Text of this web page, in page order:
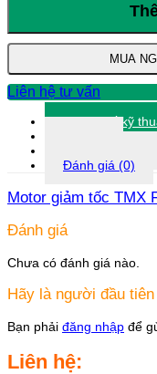
số
lượng
MUA
Liên hệ tư vấn
Thông số kỹ
Đánh giá (0)
Motor giảm tốc TMX
Đánh giá
Chưa có đánh giá nào.
Hãy là người đầu tiên
Bạn phải đăng nhập để
Liên hệ: